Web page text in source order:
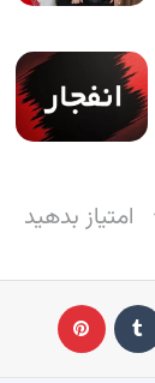
امتیاز بدهید
‫تامبلر